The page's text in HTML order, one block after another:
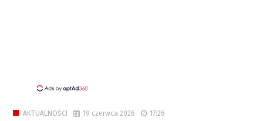
AKTUALNOŚCI 19 czerwca 2026 17:26